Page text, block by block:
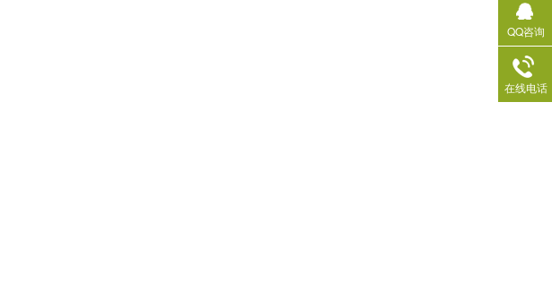
QQ咨询
在线电话